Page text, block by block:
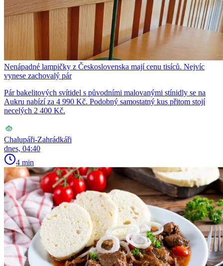
Nenápadné lampičky z Československa mají cenu tisíců. Nejvíc
vynese zachovalý pár
Pár bakelitových svítidel s původními malovanými stínidly se na
Aukru nabízí za 4 990 Kč. Podobný samostatný kus přitom stojí
necelých 2 400 Kč.
Chalupáři-Zahrádkáři
dnes, 04:40
4 min